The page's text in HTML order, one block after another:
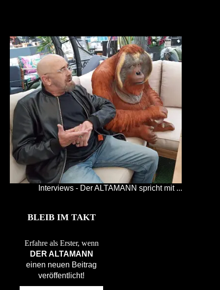
Interviews - Der ALTAMANN spricht mit ...
BLEIB IM TAKT
Erfahre als Erster, wenn
DER ALTAMANN
einen neuen Beitrag
veröffentlicht!